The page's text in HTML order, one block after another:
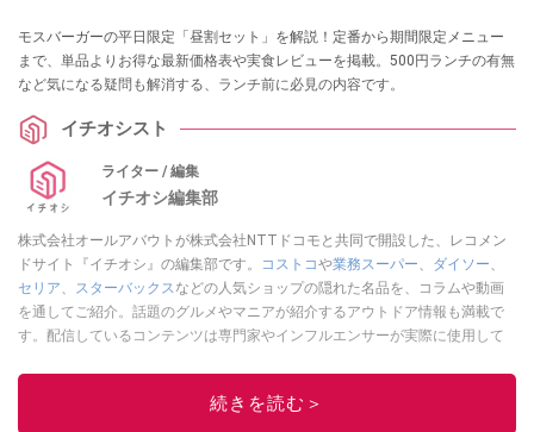
モスバーガーの平日限定「昼割セット」を解説！定番から期間限定メニュー
まで、単品よりお得な最新価格表や実食レビューを掲載。500円ランチの有無
など気になる疑問も解消する、ランチ前に必見の内容です。
イチオシスト
ライター / 編集
イチオシ編集部
株式会社オールアバウトが株式会社NTTドコモと共同で開設した、レコメン
ドサイト『イチオシ』の編集部です。
コストコや業務スーパー ダイソー
セリア
スターバックス などの人気ショップの隠れた名品を、コラムや動画
を通してご紹介。話題のグルメやマニアが紹介するアウトドア情報も満載で
す。配信しているコンテンツは専門家やインフルエンサーが実際に使用して
ニュースでフォロー
続きを読む＞